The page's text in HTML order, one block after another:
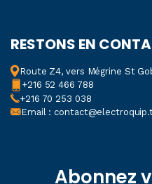
RESTONS EN
Route Z4, vers Mégrine St
+216 52 466 788
+216 70 253 038
Email :
Abonnez